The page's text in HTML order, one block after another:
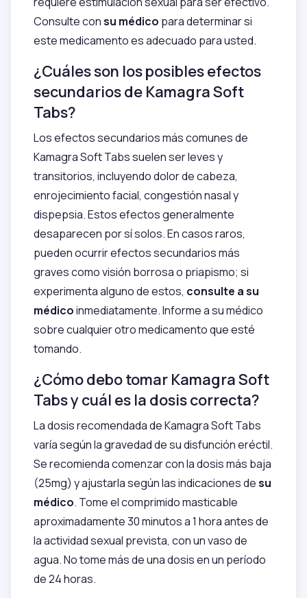
Consulte consu médico para determinar si
este medicamento es adecuado para usted.
¿Cuáles son los posibles efectos
secundarios de Kamagra Soft
Tabs?
Los efectos secundarios más comunes de
Kamagra Soft Tabs suelen ser leves y
transitorios, incluyendo dolor de cabeza,
enrojecimiento facial, congestión nasal y
dispepsia. Estos efectos generalmente
desaparecen por sí solos. En casos raros,
pueden ocurrir efectos secundarios más
graves como visión borrosa o priapismo; si
experimenta alguno de estos, consulte a su
médicoinmediatamente. Informe a su médico
sobre cualquier otro medicamento que esté
tomando.
¿Cómo debo tomar Kamagra Soft
Tabs y cuál es la dosis correcta?
La dosis recomendada de Kamagra Soft Tabs
varía según la gravedad de su disfunción eréctil.
Se recomienda comenzar con la dosis más baja
(25mg) y ajustarla según las indicaciones desu
médico. Tome el comprimido masticable
aproximadamente 30 minutos a 1 hora antes de
la actividad sexual prevista, con un vaso de
agua. No tome más de una dosis en un período
de 24 horas.